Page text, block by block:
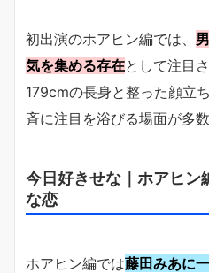
初出演のホアヒン編では、
気を集める存在として注目
179cmの長身と整った顔立
斉に注目を浴びる場面が多
今日好きせな｜ホアヒン
な恋
ホアヒン編では藤田みあに